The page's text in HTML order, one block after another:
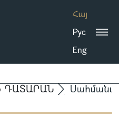
Հայ
Рус
Eng
ԴԱՏԱՐԱՆ